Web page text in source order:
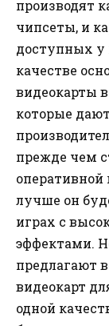
производят
чипсеты, и
доступных у
качестве
видеокарты в
которые
прежде чем
лучше он
играх с
эффектами.
предлагают
видеокарт
одной